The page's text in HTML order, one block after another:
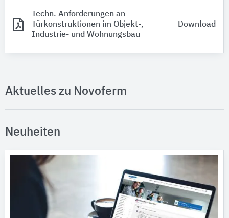
Techn. Anforderungen an
Türkonstruktionen im Objekt-,
Industrie- und Wohnungsbau
Download
Aktuelles zu Novoferm
Neuheiten